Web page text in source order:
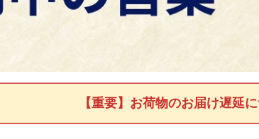
【重要】お荷物のお届け遅延